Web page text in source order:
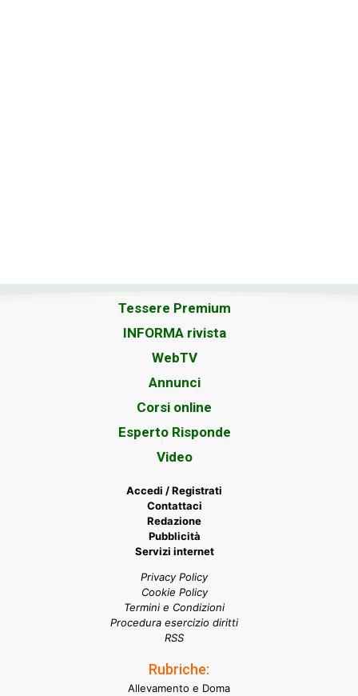
Tessere Premium
INFORMA rivista
WebTV
Annunci
Corsi online
Esperto Risponde
Video
Accedi / Registrati
Contattaci
Redazione
Pubblicità
Servizi internet
Privacy Policy
Cookie Policy
Termini e Condizioni
Procedura esercizio diritti
RSS
Rubriche:
Allevamento e Doma